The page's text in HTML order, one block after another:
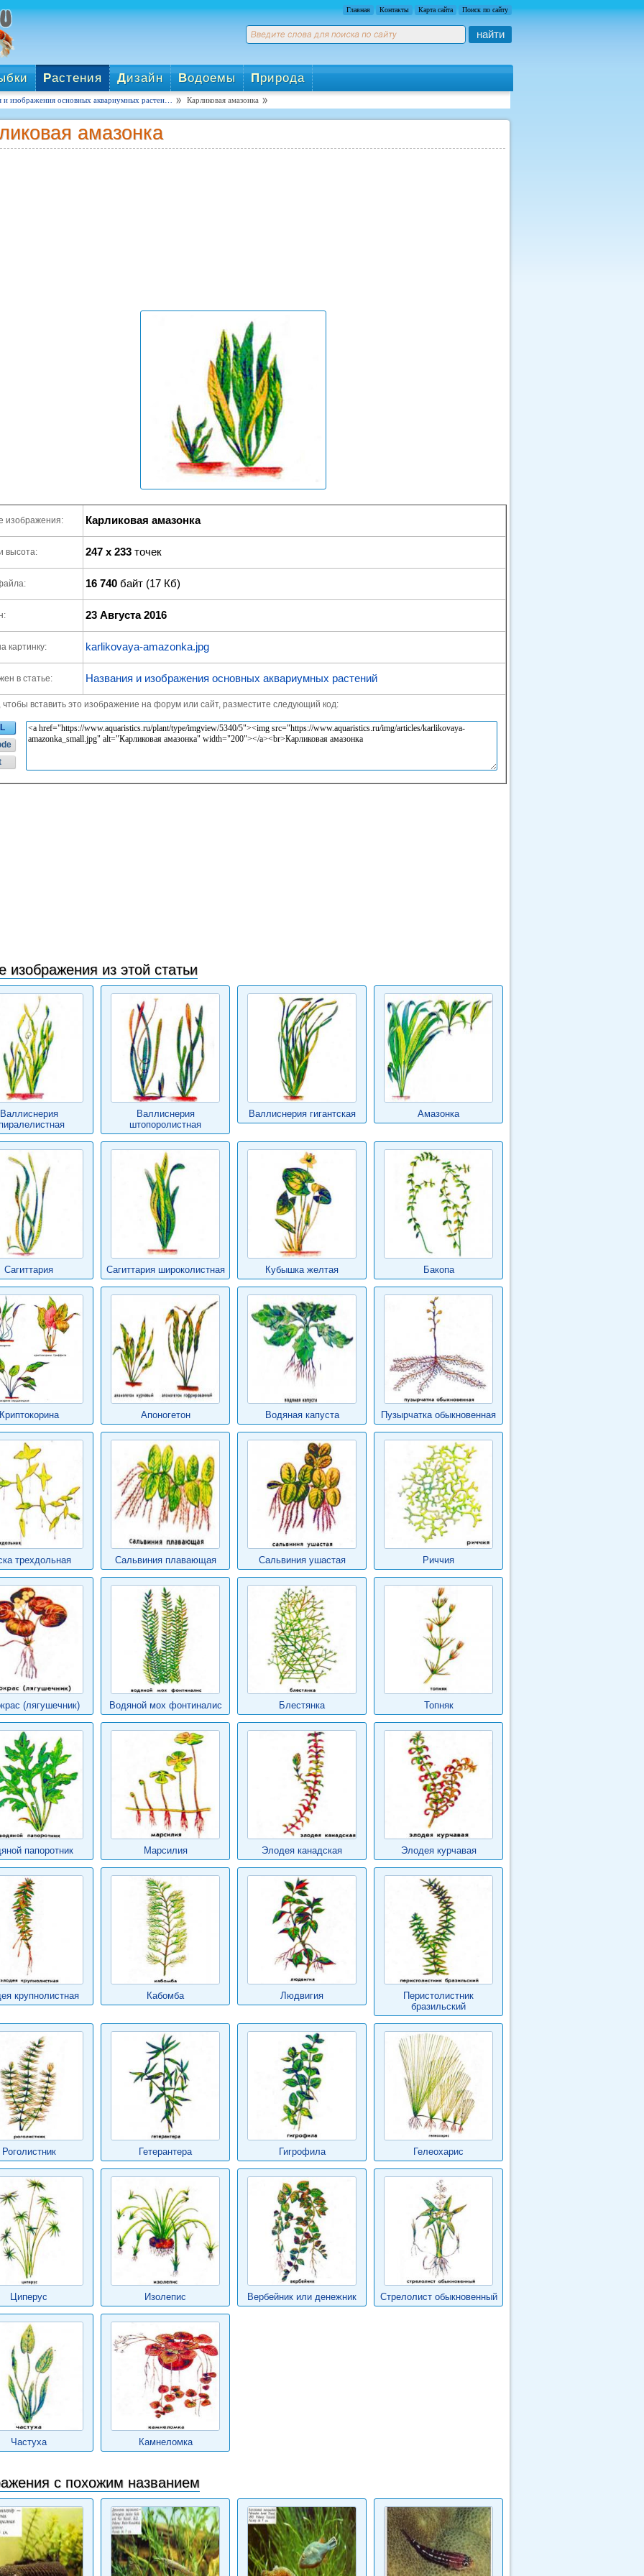
Главная Контакты Карта сайта Поиск по сайту
найти
Растения Дизайн Водоемы Природа
и изображения основных аквариумных растен… Карликовая амазонка
амазонка
изображения: Карликовая амазонка
высота: 247 x 233 точек
16 740 байт (17 Кб)
23 Августа 2016
картинку: karlikovaya-amazonka.jpg
в статье: Названия и изображения основных аквариумных растений
чтобы вставить это изображение на форум или сайт, разместите следующий код:
изображения из этой статьи
Валлиснерия
Валлиснерия
штопоролистная
Валлиснерия гигантская Амазонка
Сагиттария Сагиттария широколистная Кубышка желтая Бакопа
Апоногетон Водяная капуста Пузырчатка обыкновенная
трехдольная Сальвиния плавающая Сальвиния ушастая Риччия
(лягушечник) Водяной мох фонтиналис Блестянка Топняк
папоротник Марсилия Элодея канадская Элодея курчавая
крупнолистная Кабомба Людвигия
Перистолистник
бразильский
Роголистник Гетерантера Гигрофила Гелеохарис
Циперус Изолепис Вербейник или денежник Стрелолист обыкновенный
Частуха Камнеломка
с похожим названием